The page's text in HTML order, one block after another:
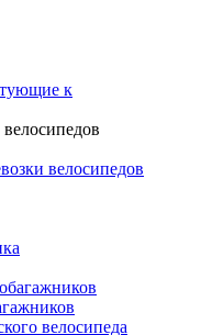
к
велосипедов
велосипеда